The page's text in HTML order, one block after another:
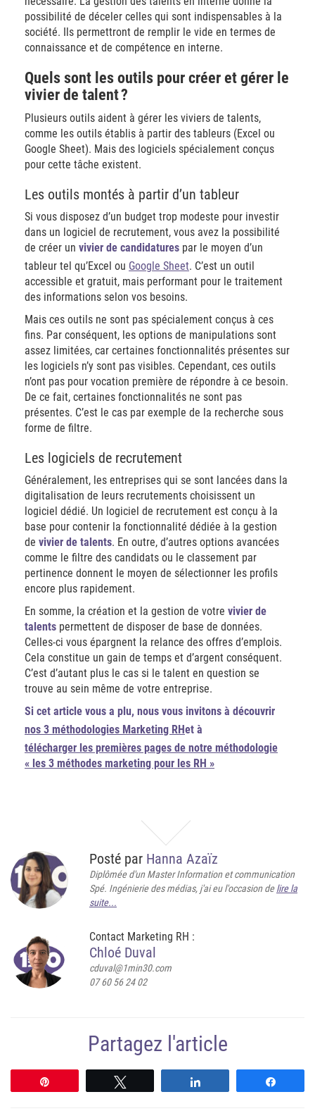
possibilité de déceler celles qui sont indispensables à la
société. Ils permettront de remplir le vide en termes de
connaissance et de compétence en interne.
Quels sont les outils pour créer et gérer le
vivier de talent ?
Plusieurs outils aident à gérer les viviers de talents,
comme les outils établis à partir des tableurs (Excel ou
Google Sheet). Mais des logiciels spécialement conçus
pour cette tâche existent.
Les outils montés à partir d’un tableur
Si vous disposez d’un budget trop modeste pour investir
dans un logiciel de recrutement, vous avez la possibilité
de créer un vivier de candidatures par le moyen d’un
tableur tel qu’Excel ou Google Sheet. C’est un outil
accessible et gratuit, mais performant pour le traitement
des informations selon vos besoins.
Mais ces outils ne sont pas spécialement conçus à ces
fins. Par conséquent, les options de manipulations sont
assez limitées, car certaines fonctionnalités présentes sur
les logiciels n’y sont pas visibles. Cependant, ces outils
n’ont pas pour vocation première de répondre à ce besoin.
De ce fait, certaines fonctionnalités ne sont pas
présentes. C’est le cas par exemple de la recherche sous
forme de filtre.
Les logiciels de recrutement
Généralement, les entreprises qui se sont lancées dans la
digitalisation de leurs recrutements choisissent un
logiciel dédié. Un logiciel de recrutement est conçu à la
base pour contenir la fonctionnalité dédiée à la gestion
de vivier de talents. En outre, d’autres options avancées
comme le filtre des candidats ou le classement par
pertinence donnent le moyen de sélectionner les profils
encore plus rapidement.
En somme, la création et la gestion de votre vivier de
talents permettent de disposer de base de données.
Celles-ci vous épargnent la relance des offres d’emplois.
Cela constitue un gain de temps et d’argent conséquent.
C’est d’autant plus le cas si le talent en question se
trouve au sein même de votre entreprise.
Si cet article vous a plu, nous vous invitons à découvrir
nos 3 méthodologies Marketing RHet à
télécharger les premières pages de notre méthodologie
« les 3 méthodes marketing pour les RH »
Posté par Hanna Azaïz
Diplômée d'un Master Information et communication
Spé. Ingénierie des médias, j'ai eu l'occasion delire la
suite...
Contact Marketing RH :
Chloé Duval
cduval@1min30.com
07 60 56 24 02
Partagez l'article